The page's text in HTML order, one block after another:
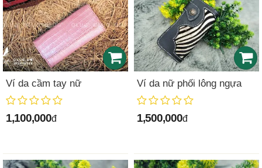
Ví da cầm tay nữ
1,100,000đ
Ví da nữ phối lông ngựa
1,500,000đ